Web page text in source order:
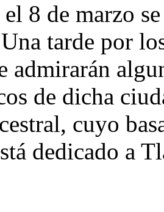
8 de marzo
tarde por
admirarán
de dicha
cuyo
dedicado a